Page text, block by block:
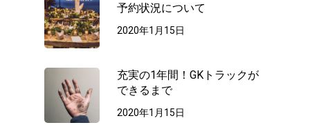
予約状況について
2020年1月15日
充実の1年間！GKトラックが
できるまで
2020年1月15日